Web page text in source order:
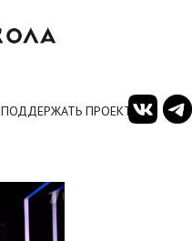
ПОДДЕРЖАТЬ ПРОЕКТ